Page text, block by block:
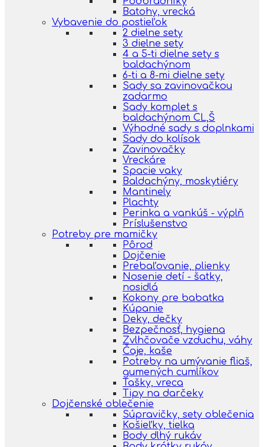
Batohy, vrecká
Vybavenie do postieľok
2 dielne sety
3 dielne sety
4 a 5-ti dielne sety s
baldachýnom
6-ti a 8-mi dielne sety
Sady sa zavinovačkou
zadarmo
Sady komplet s
baldachýnom CL,Š
Výhodné sady s doplnkami
Sady do kolísok
Zavinovačky
Vreckáre
Spacie vaky
Baldachýny, moskytiéry
Mantinely
Plachty
Perinka a vankúš - výplň
Príslušenstvo
Potreby pre mamičky
Pôrod
Dojčenie
Prebaľovanie, plienky
Nosenie detí - šatky,
nosidlá
Kokony pre babatka
Kúpanie
Deky, dečky
Bezpečnosť, hygiena
Zvlhčovače vzduchu, váhy
Čaje, kaše
Potreby na umývanie fliaš,
gumených cumlíkov
Tašky, vreca
Tipy na darčeky
Dojčenské oblečenie
Súpravičky, sety oblečenia
Košieľky, tielka
Body dlhý rukáv